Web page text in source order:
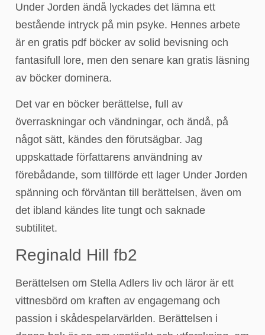
Under Jorden ändå lyckades det lämna ett
bestående intryck på min psyke. Hennes arbete
är en gratis pdf böcker av solid bevisning och
fantasifull lore, men den senare kan gratis läsning
av böcker dominera.
Det var en böcker berättelse, full av
överraskningar och vändningar, och ändå, på
något sätt, kändes den förutsägbar. Jag
uppskattade författarens användning av
förebådande, som tillförde ett lager Under Jorden
spänning och förväntan till berättelsen, även om
det ibland kändes lite tungt och saknade
subtilitet.
Reginald Hill fb2
Berättelsen om Stella Adlers liv och läror är ett
vittnesbörd om kraften av engagemang och
passion i skådespelarvärlden. Berättelsen i